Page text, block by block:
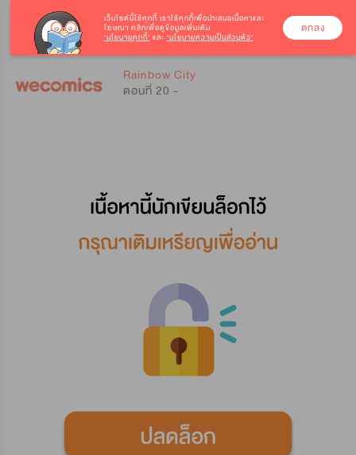
Rainbow City
ตอนที่ 20 -
เว็บไซต์นี้ใช้คุกกี้ เราใช้คุกกี้เพื่อนำเสนอเนื้อหาและ
โฆษณา คลิกเพื่อดูข้อมูลเพิ่มเติม
‘นโยบายคุกกี้’ และ ‘นโยบายความเป็นส่วนตัว’
ตกลง